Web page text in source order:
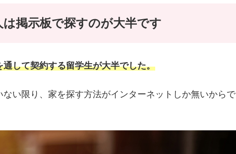
掲示板で探すのが大半です
して契約する留学生が大半でした。
い限り、家を探す方法がインターネットしか無いからで